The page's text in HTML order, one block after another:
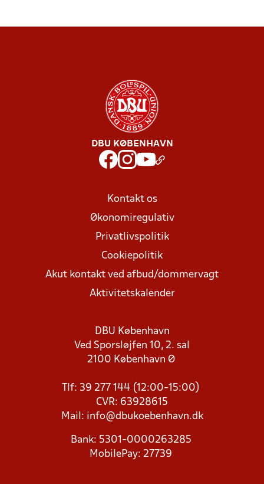
DBU KØBENHAVN
Kontakt os
Økonomiregulativ
Privatlivspolitik
Cookiepolitik
Akut kontakt ved afbud/dommervagt
Aktivitetskalender
DBU København
Ved Sporsløjfen 10, 2. sal
2100 København Ø
Tlf: 39 277 144 (12:00-15:00)
CVR: 63928615
Mail: info@dbukoebenhavn.dk
Bank: 5301-0000263285
MobilePay: 27739